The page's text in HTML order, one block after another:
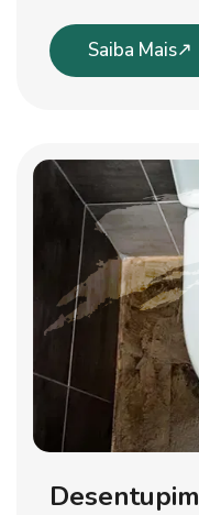
Saiba Mais